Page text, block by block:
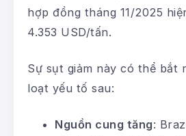
hợp đồng tháng 11/2025
4.353 USD/tấn.
Sự sụt giảm này có thể bắt
loạt yếu tố sau:
Nguồn cung tăng: